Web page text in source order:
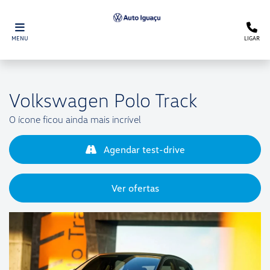
MENU LIGAR
Volkswagen Polo Track
O ícone ficou ainda mais incrível
Agendar test-drive
Ver ofertas